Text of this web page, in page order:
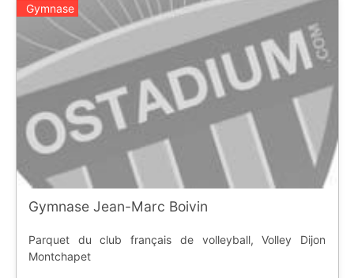
Gymnase
Gymnase Jean-Marc Boivin
Parquet du club français de volleyball, Volley Dijon
Montchapet